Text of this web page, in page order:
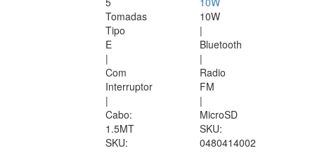
Tomadas
Tipo
E
|
Com
Interruptor
|
Cabo:
1.5MT
SKU:
10W
|
Bluetooth
|
Radio
FM
|
MicroSD
SKU:
0480414002